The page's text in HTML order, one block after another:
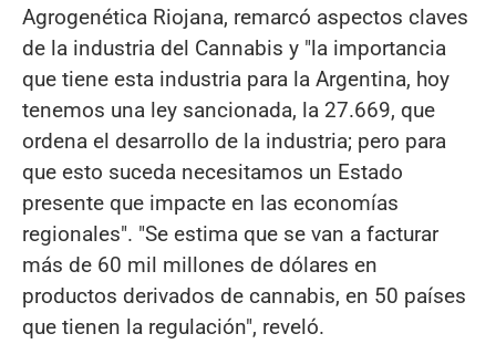
Agrogenética Riojana, remarcó aspectos claves
de la industria del Cannabis y "la importancia
que tiene esta industria para la Argentina, hoy
tenemos una ley sancionada, la 27.669, que
ordena el desarrollo de la industria; pero para
que esto suceda necesitamos un Estado
presente que impacte en las economías
regionales". "Se estima que se van a facturar
más de 60 mil millones de dólares en
productos derivados de cannabis, en 50 países
que tienen la regulación", reveló.